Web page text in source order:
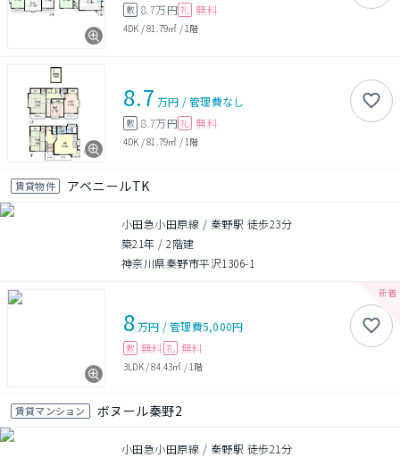
敷 8.7万円 礼 無料
4DK /81.79㎡ / 1階
8.7 万円 /管理費なし
敷 8.7万円 礼 無料
4DK /81.79㎡ / 1階
賃貸物件 アベニールTK
小田急小田原線 / 秦野駅 徒歩23分
築21年 /2階建
神奈川県秦野市平沢1306-1
8万円 /管理費5,000円
敷 無料 礼 無料
3LDK/84.43㎡ / 1階
賃貸マンション ボヌール秦野2
小田急小田原線 / 秦野駅 徒歩21分